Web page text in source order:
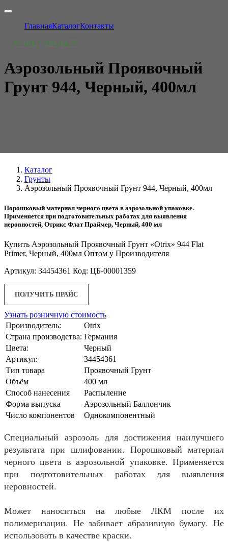
ГлавнаяКаталогКонтакты
+7 (812) 329-00-77
Аэрозольный Проявочный
Грунт 944, Черный, 400мл
Каталог
Грунты
Аэрозольный Проявочный Грунт 944, Черный, 400мл
Порошковый материал черного цвета в аэрозольной упаковке.
Применяется при подготовительных работах для выявления
неровностей, Отрикс Флат Праймер, Черный, 400 мл
Купить Аэрозольный Проявочный Грунт «Otrix» 944 Flat
Primer, Черный, 400мл Оптом у Производителя
Артикул: 34454361 Код: ЦБ-00001359
ПОЛУЧИТЬ ПРАЙС
Узнать розничную стоимость
Производитель:
Otrix
Страна производства: Германия
Цвета:
Черный
Артикул:
34454361
Тип товара
Проявочный Грунт
Объём
400 мл
Способ нанесения
Распыление
Форма выпуска
Аэрозольный Баллончик
Число компонентов
Однокомпонентный
Специальный аэрозоль для достижения наилучшего
результата при шлифовании. Порошковый материал
черного цвета в аэрозольной упаковке. Применяется
при подготовительных работах для выявления
неровностей.
Может наноситься на любые ЛКМ после их
полимеризации. Не забивает абразивную бумагу. Не
использовать в качестве краски.